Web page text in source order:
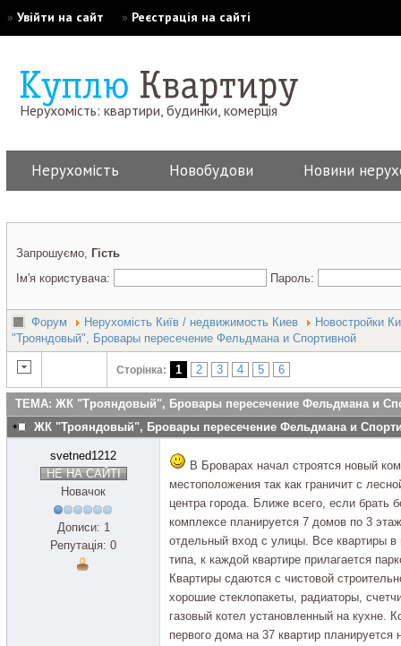
» Увійти на сайт » Реєстрація на сайті
Нерухомість: квартири, будинки, комерція
Нерухомість Новобудови Новини
Запрошуємо, Гість
Ім'я користувача:
Пароль:
Форум Нерухомість Київ / недвижимость Киев
Новостройки
"Трояндовый", Бровары пересечение Фельдмана и Спортивной
Сторінка: 1 2 3 4 5 6
ТЕМА: ЖК "Трояндовый", Бровары пересечение Фельдмана и
ЖК "Трояндовый", Бровары пересечение Фельдмана и
svetned1212
НЕ НА САЙТІ
Новачок
Дописи: 1
Репутація: 0
В Броварах начал строятся новый
местоположения так как граничит с
центра города. Ближе всего, если
комплексе планируется 7 домов по 3
отдельный вход с улицы. Все квартиры в
типа, к каждой квартире прилагается
Квартиры сдаются с чистовой
хорошие стеклопакеты, радиаторы,
газовый котел установленный на кухне.
первого дома на 37 квартир планируется